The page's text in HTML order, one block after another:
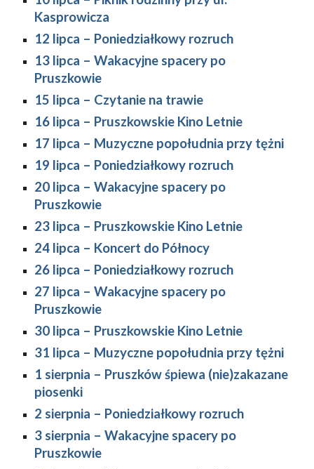
Kasprowicza
12 lipca – Poniedziałkowy rozruch
13 lipca – Wakacyjne spacery po
Pruszkowie
15 lipca – Czytanie na trawie
16 lipca – Pruszkowskie Kino Letnie
17 lipca – Muzyczne popołudnia przy tężni
19 lipca – Poniedziałkowy rozruch
20 lipca – Wakacyjne spacery po
Pruszkowie
23 lipca – Pruszkowskie Kino Letnie
24 lipca – Koncert do Północy
26 lipca – Poniedziałkowy rozruch
27 lipca – Wakacyjne spacery po
Pruszkowie
30 lipca – Pruszkowskie Kino Letnie
31 lipca – Muzyczne popołudnia przy tężni
1 sierpnia – Pruszków śpiewa (nie)zakazane
piosenki
2 sierpnia – Poniedziałkowy rozruch
3 sierpnia – Wakacyjne spacery po
Pruszkowie